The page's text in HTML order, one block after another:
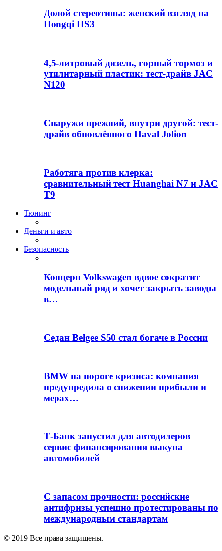
Долой стереотипы: женский взгляд на
Hongqi HS3
4,5-литровый дизель, горный тормоз и
утилитарный пластик: тест-драйв JAC
N120
Снаружи прежний, внутри другой: тест-
драйв обновлённого Haval Jolion
Работяга против клерка:
сравнительный тест Huanghai N7 и JAC
T9
Тюнинг
Деньги и авто
Безопасность
Концерн Volkswagen вдвое сократит
модельный ряд и хочет закрыть заводы
в…
Седан Belgee S50 стал богаче в России
BMW на пороге кризиса: компания
предупредила о снижении прибыли и
мерах…
Т-Банк запустил для автодилеров
сервис финансирования выкупа
автомобилей
С запасом прочности: российские
антифризы успешно протестированы по
международным стандартам
© 2019 Все права защищены.